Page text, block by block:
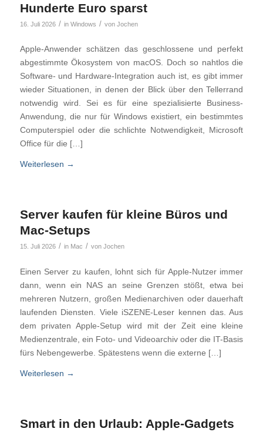
Hunderte Euro sparst
16. Juli 2026 / in Windows / von Jochen
Apple-Anwender schätzen das geschlossene und perfekt
abgestimmte Ökosystem von macOS. Doch so nahtlos die
Software- und Hardware-Integration auch ist, es gibt immer
wieder Situationen, in denen der Blick über den Tellerrand
notwendig wird. Sei es für eine spezialisierte Business-
Anwendung, die nur für Windows existiert, ein bestimmtes
Computerspiel oder die schlichte Notwendigkeit, Microsoft
Office für die […]
Weiterlesen →
Server kaufen für kleine Büros und
Mac-Setups
15. Juli 2026 / in Mac / von Jochen
Einen Server zu kaufen, lohnt sich für Apple-Nutzer immer
dann, wenn ein NAS an seine Grenzen stößt, etwa bei
mehreren Nutzern, großen Medienarchiven oder dauerhaft
laufenden Diensten. Viele iSZENE-Leser kennen das. Aus
dem privaten Apple-Setup wird mit der Zeit eine kleine
Medienzentrale, ein Foto- und Videoarchiv oder die IT-Basis
fürs Nebengewerbe. Spätestens wenn die externe […]
Weiterlesen →
Smart in den Urlaub: Apple-Gadgets